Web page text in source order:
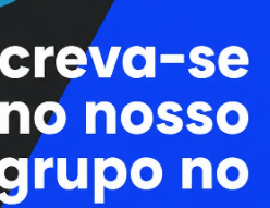
Cursos
Enviar Dica